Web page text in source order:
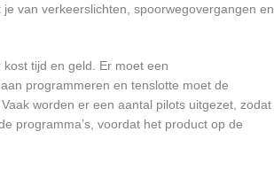
van verkeerslichten, spoorwegovergangen en
tijd en geld. Er moet een
programmeren en tenslotte moet de
worden er een aantal pilots uitgezet, zodat
programma’s, voordat het product op de